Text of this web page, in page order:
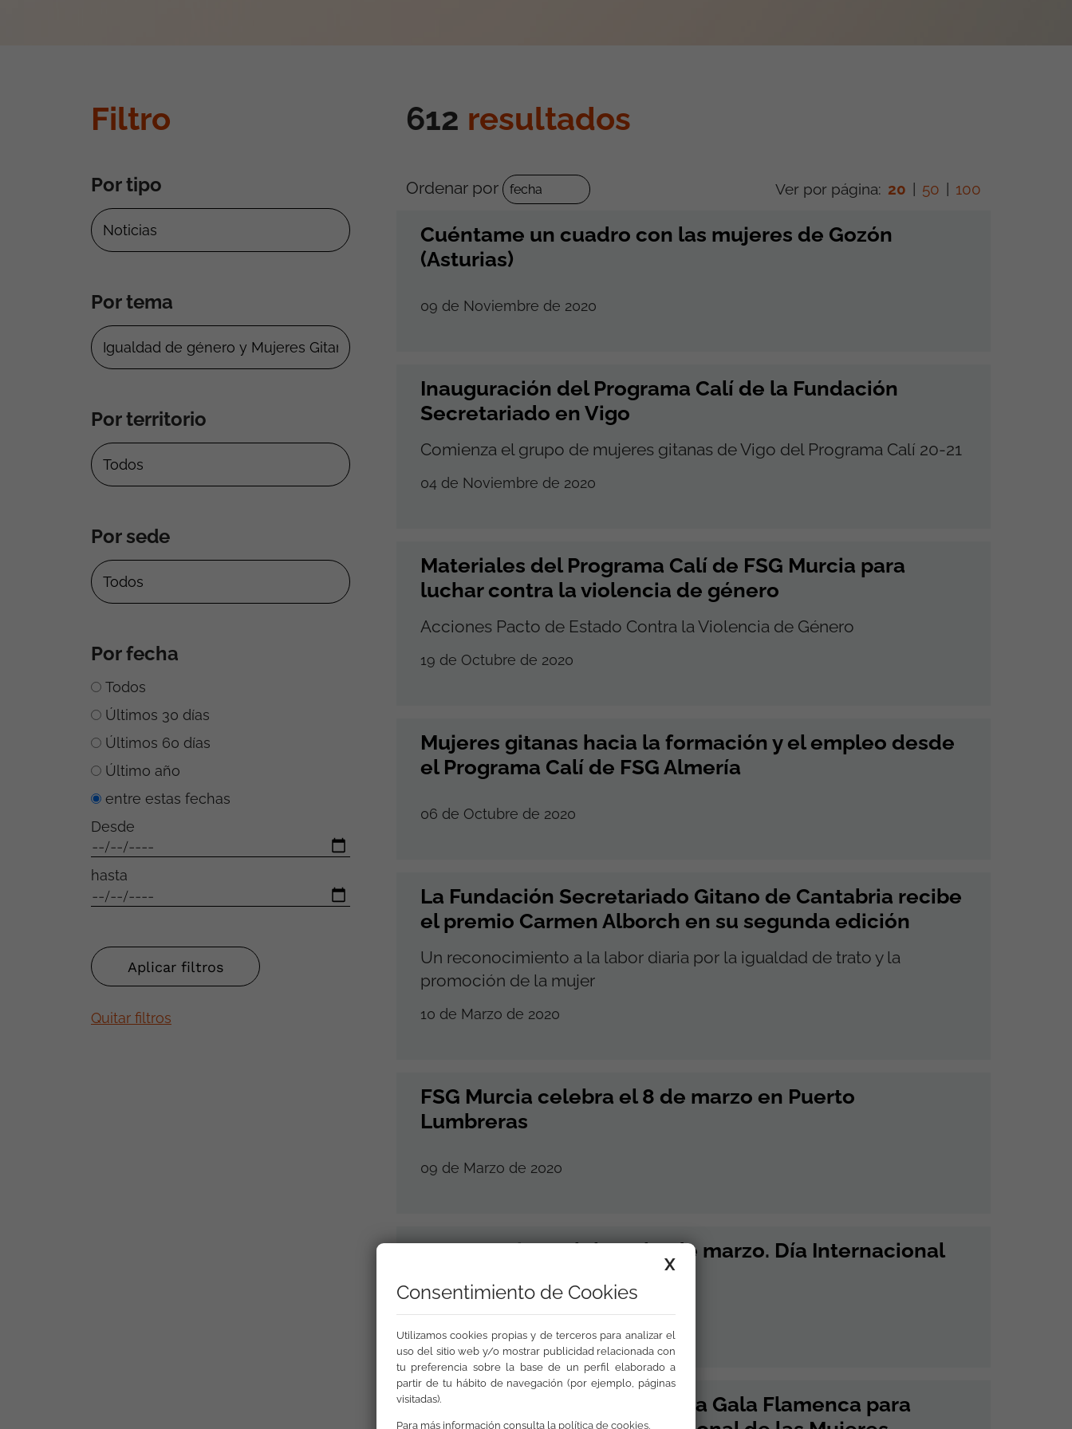
Filtro
Por tipo
Por tema
Por territorio
Por sede
Por fecha
Todos
Últimos 30 días
Últimos 60 días
Último año
entre estas fechas
Desde
hasta
Quitar filtros
612 resultados
Ordenar por Ver por página: 20 50 100
Cuéntame un cuadro con las mujeres de Gozón
(Asturias)
09 de Noviembre de 2020
Inauguración del Programa Calí de la Fundación
Secretariado en Vigo
Comienza el grupo de mujeres gitanas de Vigo del Programa Calí 20-21
04 de Noviembre de 2020
Materiales del Programa Calí de FSG Murcia para
luchar contra la violencia de género
Acciones Pacto de Estado Contra la Violencia de Género
19 de Octubre de 2020
Mujeres gitanas hacia la formación y el empleo desde
el Programa Calí de FSG Almería
06 de Octubre de 2020
La Fundación Secretariado Gitano de Cantabria recibe
el premio Carmen Alborch en su segunda edición
Un reconocimiento a la labor diaria por la igualdad de trato y la
promoción de la mujer
10 de Marzo de 2020
FSG Murcia celebra el 8 de marzo en Puerto
Lumbreras
09 de Marzo de 2020
FSG Asturias celebra el 8 de marzo. Día Internacional
FSG Almería colabora en una Gala Flamenca para
X
Consentimiento de Cookies
Utilizamos cookies propias y de terceros para analizar el
uso del sitio web y/o mostrar publicidad relacionada con
tu preferencia sobre la base de un perfil elaborado a
partir de tu hábito de navegación (por ejemplo, páginas
visitadas).
Para más información consulta la política de cookies.